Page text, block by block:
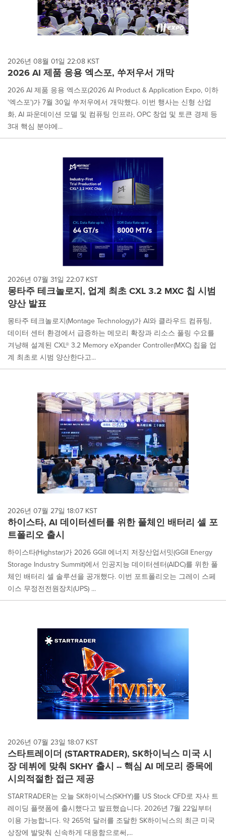
2026년 08월 01일 22:08 KST
2026 AI 제품 응용 엑스포, 쑤저우서 개막
2026 AI 제품 응용 엑스포(2026 AI Product & Application Expo, 이하
'엑스포')가 7월 30일 쑤저우에서 개막했다. 이번 행사는 신형 산업
화, AI 파운데이션 모델 및 컴퓨팅 인프라, OPC 창업 및 토큰 경제 등
3대 핵심 분야에...
2026년 07월 31일 22:07 KST
몽타주 테크놀로지, 업계 최초 CXL 3.2 MXC 칩 시범
양산 발표
몽타주 테크놀로지(Montage Technology)가 AI와 클라우드 컴퓨팅,
데이터 센터 환경에서 급증하는 메모리 확장과 리소스 풀링 수요를
겨냥해 설계된 CXL® 3.2 Memory eXpander Controller(MXC) 칩을 업
계 최초로 시범 양산한다고...
2026년 07월 27일 18:07 KST
하이스타, AI 데이터센터를 위한 풀체인 배터리 셀 포
트폴리오 출시
하이스타(Highstar)가 2026 GGII 에너지 저장산업서밋(GGII Energy
Storage Industry Summit)에서 인공지능 데이터센터(AIDC)를 위한 풀
체인 배터리 셀 솔루션을 공개했다. 이번 포트폴리오는 그레이 스페
이스 무정전전원장치(UPS) ...
2026년 07월 23일 18:07 KST
스타트레이더 (STARTRADER), SK하이닉스 미국 시
장 데뷔에 맞춰 SKHY 출시 -- 핵심 AI 메모리 종목에
시의적절한 접근 제공
STARTRADER는 오늘 SK하이닉스(SKHY)를 US Stock CFD로 자사 트
레이딩 플랫폼에 출시했다고 발표했습니다. 2026년 7월 22일부터
이용 가능합니다. 약 265억 달러를 조달한 SK하이닉스의 최근 미국
상장에 발맞춰 신속하게 대응함으로써,...